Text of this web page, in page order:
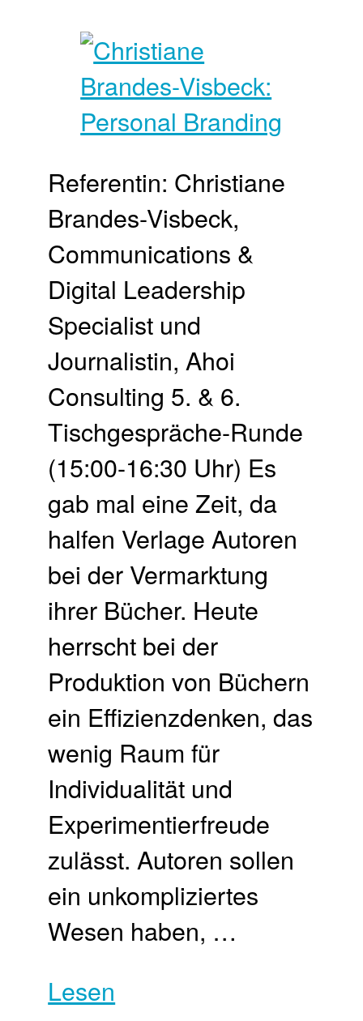
Referentin: Christiane
Brandes-Visbeck,
Communications &
Digital Leadership
Specialist und
Journalistin, Ahoi
Consulting 5. & 6.
Tischgespräche-Runde
(15:00-16:30 Uhr) Es
gab mal eine Zeit, da
halfen Verlage Autoren
bei der Vermarktung
ihrer Bücher. Heute
herrscht bei der
Produktion von Büchern
ein Effizienzdenken, das
wenig Raum für
Individualität und
Experimentierfreude
zulässt. Autoren sollen
ein unkompliziertes
Wesen haben, …
Lesen